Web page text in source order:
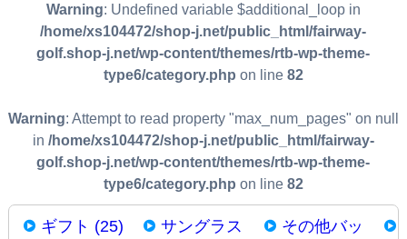
Warning: Undefined variable $additional_loop in
/home/xs104472/shop-j.net/public_html/fairway-
golf.shop-j.net/wp-content/themes/rtb-wp-theme-
type6/category.php on line 82
Warning: Attempt to read property "max_num_pages" on null
in /home/xs104472/shop-j.net/public_html/fairway-
golf.shop-j.net/wp-content/themes/rtb-wp-theme-
type6/category.php on line 82
ギフト (25)
サングラス
その他バッ